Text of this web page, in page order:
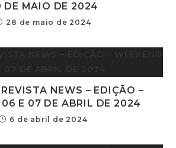
DE MAIO DE 2024
28 de maio de 2024
NEWS – EDIÇÃO –
06 E 07 DE ABRIL DE 2024
6 de abril de 2024